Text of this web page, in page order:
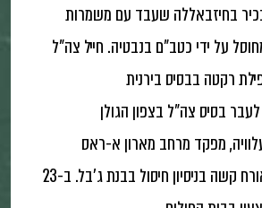
בחיזבאללה שעבד עם משמרות
על ידי כטב"ם בנבטיה. חייל צה"ל
רקטה בבסיס בירנית
מפקד מרחב מארון א-ראס
בחיזבאללה, נפצע באורח קשה בניסיון חיסול בבנת ג'בל. ב-23